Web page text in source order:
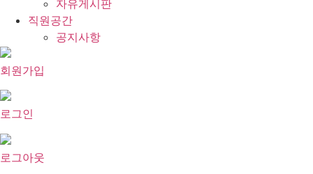
자유게시판
직원공간
공지사항
회원가입
로그인
로그아웃